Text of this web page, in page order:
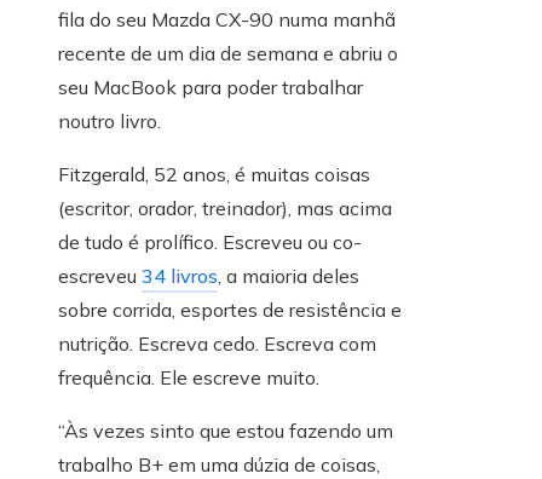
fila do seu Mazda CX-90 numa manhã
recente de um dia de semana e abriu o
seu MacBook para poder trabalhar
noutro livro.
Fitzgerald, 52 anos, é muitas coisas
(escritor, orador, treinador), mas acima
de tudo é prolífico. Escreveu ou co-
escreveu 34 livros, a maioria deles
sobre corrida, esportes de resistência e
nutrição. Escreva cedo. Escreva com
frequência. Ele escreve muito.
“Às vezes sinto que estou fazendo um
trabalho B+ em uma dúzia de coisas,